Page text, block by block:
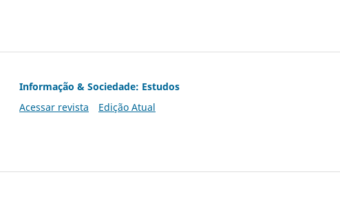
Informação & Sociedade: Estudos
Acessar revista
Edição Atual